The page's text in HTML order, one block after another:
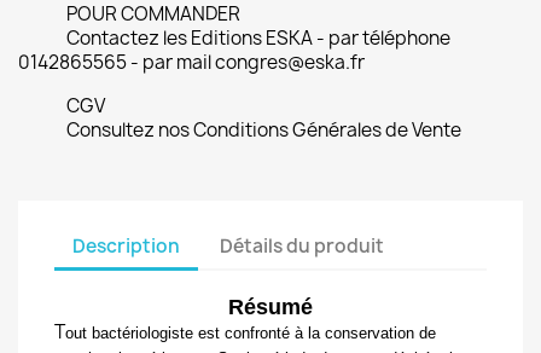
POUR COMMANDER
Contactez les Editions ESKA - par téléphone
0142865565 - par mail congres@eska.fr
CGV
Consultez nos Conditions Générales de Vente
Description Détails du produit
Résumé
Tout bactériologiste est confronté à la conservation de